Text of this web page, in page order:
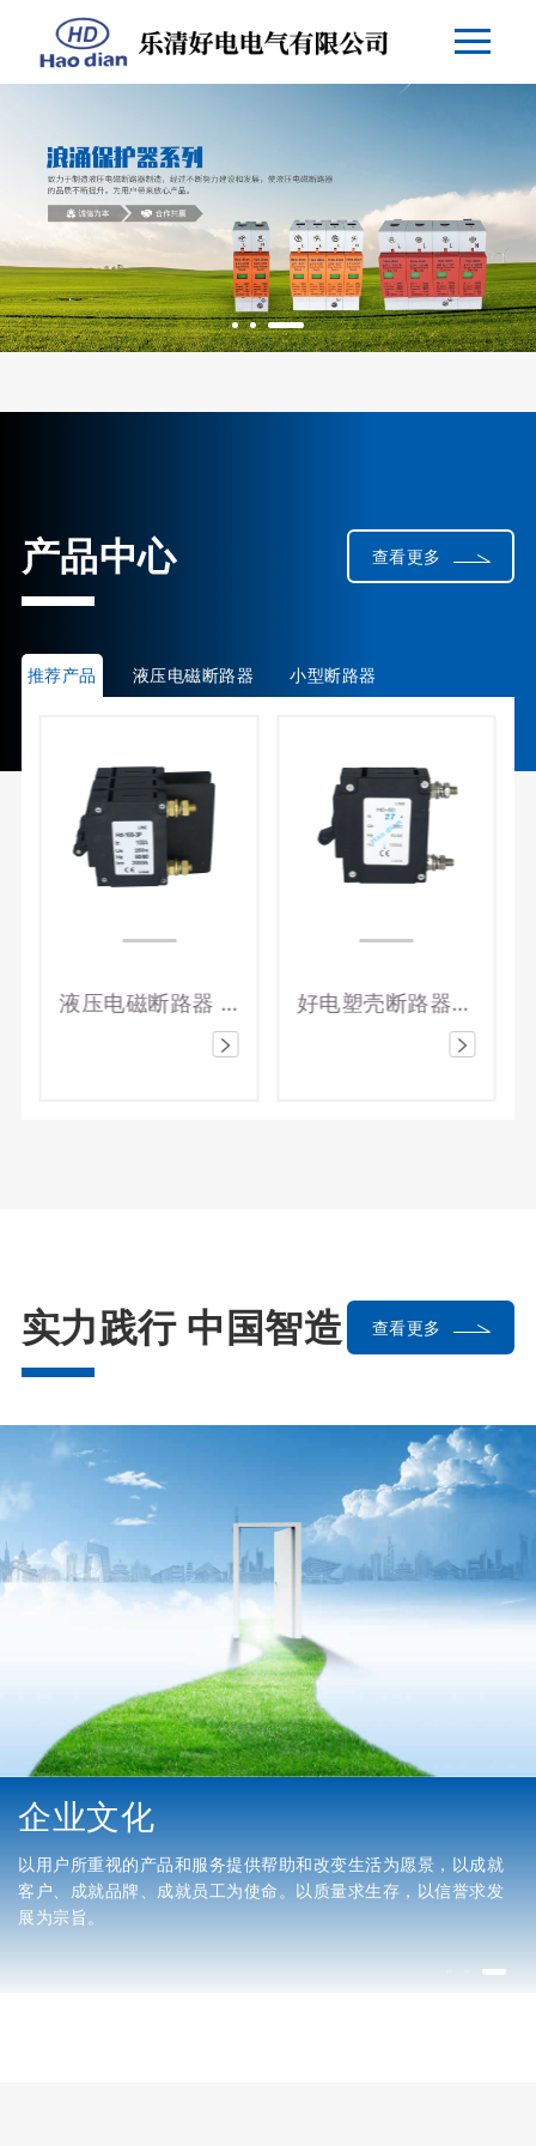
产品中心 查看更多
推荐产品 液压电磁断路器 小型断路器
液压电磁断路器 好电电气设备 保护磁吹式断路器Hd-100系3P/100A 好电塑壳断路器液压式电磁断路器HD-50/1P 27A过载设备保护断路器
实力践行 中国智造 查看更多
企业文化
以用户所重视的产品和服务提供帮助和改变生活为愿景，以成就
客户、成就品牌、成就员工为使命。以质量求生存，以信誉求发
展为宗旨。